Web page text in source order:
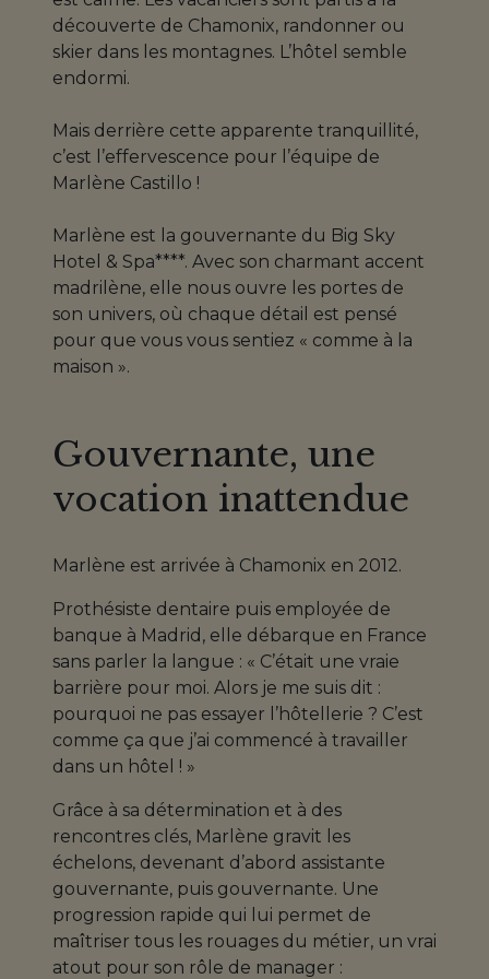
découverte de Chamonix, randonner ou
skier dans les montagnes. L’hôtel semble
endormi.
Mais derrière cette apparente tranquillité,
c’est l’effervescence pour l’équipe de
Marlène Castillo !
Marlène est la gouvernante du Big Sky
Hotel & Spa****. Avec son charmant accent
madrilène, elle nous ouvre les portes de
son univers, où chaque détail est pensé
pour que vous vous sentiez « comme à la
maison ».
Gouvernante, une
vocation inattendue
Marlène est arrivée à Chamonix en 2012.
Prothésiste dentaire puis employée de
banque à Madrid, elle débarque en France
sans parler la langue : « C’était une vraie
barrière pour moi. Alors je me suis dit :
pourquoi ne pas essayer l’hôtellerie ? C’est
comme ça que j’ai commencé à travailler
dans un hôtel ! »
Grâce à sa détermination et à des
rencontres clés, Marlène gravit les
échelons, devenant d’abord assistante
gouvernante, puis gouvernante. Une
progression rapide qui lui permet de
maîtriser tous les rouages du métier, un vrai
atout pour son rôle de manager :